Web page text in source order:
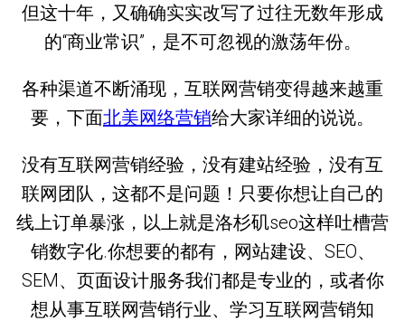
但这十年，又确确实实改写了过往无数年形成
的“商业常识”，是不可忽视的激荡年份。
各种渠道不断涌现，互联网营销变得越来越重
要，下面北美网络营销给大家详细的说说。
没有互联网营销经验，没有建站经验，没有互
联网团队，这都不是问题！只要你想让自己的
线上订单暴涨，以上就是洛杉矶seo这样吐槽营
销数字化.你想要的都有，网站建设、SEO、
SEM、页面设计服务我们都是专业的，或者你
想从事互联网营销行业、学习互联网营销知